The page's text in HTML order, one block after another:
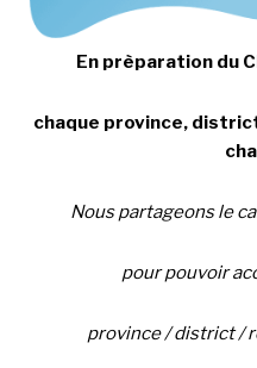
En prèparation du
chaque province,
Nous partageons le
pour pouvoir
province / district /